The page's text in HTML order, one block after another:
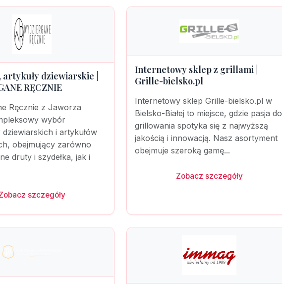
dziewiarskie |
RĘCZNIE
Ręcznie z Jaworza
wybór
i artykułów
obejmujący zarówno
druty i szydełka, jak i
szczegóły
Internetowy sklep z grillami |
Grille-bielsko.pl
Internetowy sklep Grille-bielsko.pl w
Bielsko-Białej to miejsce, gdzie pasja do
grillowania spotyka się z najwyższą
jakością i innowacją. Nasz asortyment
obejmuje szeroką gamę...
Zobacz szczegóły